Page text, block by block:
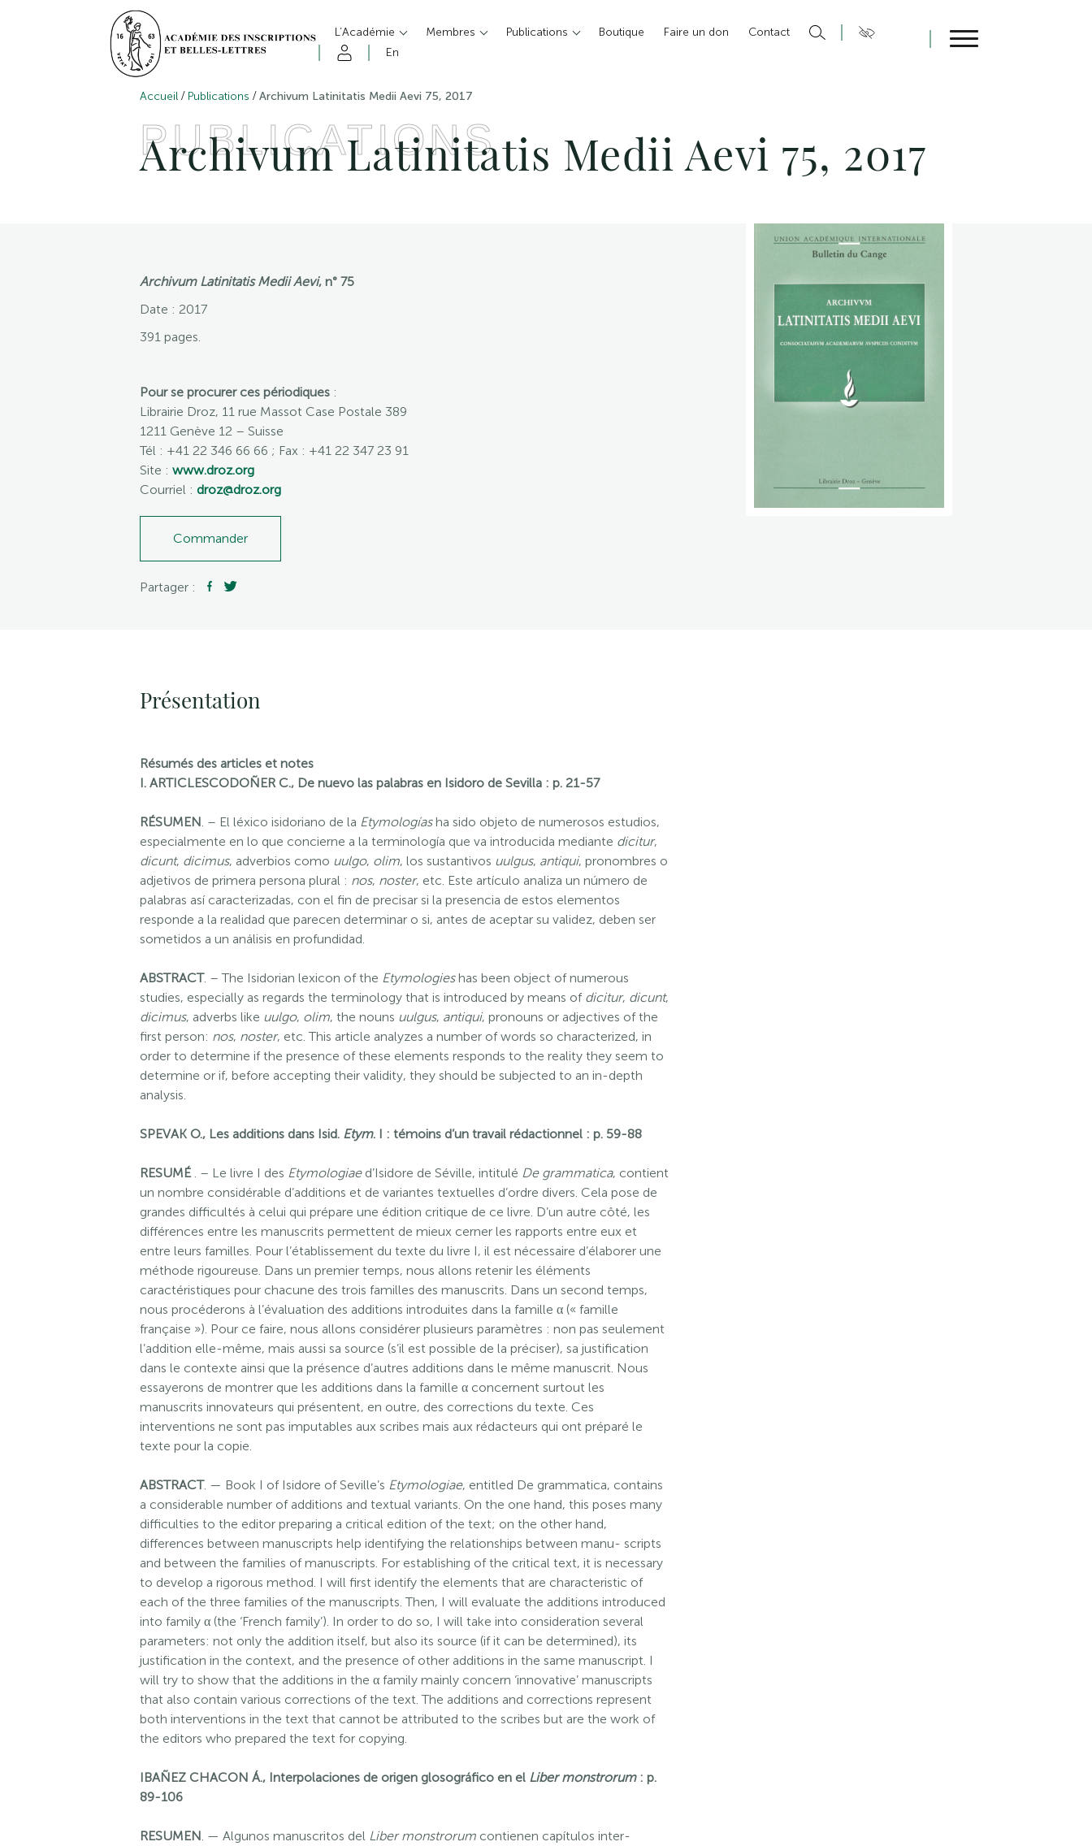
L’Académie Membres Publications Boutique Faire un don
Contact
En
Accueil / Publications /Archivum Latinitatis Medii Aevi 75, 2017
PUBLICATIONS
Archivum Latinitatis Medii Aevi 75, 2017
Archivum Latinitatis Medii Aevi, n° 75
Date : 2017
391 pages.
Pour se procurer ces périodiques :
Librairie Droz, 11 rue Massot Case Postale 389
1211 Genève 12 – Suisse
Tél : +41 22 346 66 66 ; Fax : +41 22 347 23 91
Site : www.droz.org
Courriel : droz@droz.org
Commander
Partager :
Présentation
Résumés des articles et notes
I. ARTICLESCODOÑER C., De nuevo las palabras en Isidoro de Sevilla : p. 21-57
RÉSUMEN. – El léxico isidoriano de la Etymologíasha sido objeto de numerosos estudios,
especialmente en lo que concierne a la terminología que va introducida mediante dicitur,
dicunt, dicimus, adverbios como uulgo, olim, los sustantivos uulgus, antiqui, pronombres o
adjetivos de primera persona plural : nos, noster, etc. Este artículo analiza un número de
palabras así caracterizadas, con el fin de precisar si la presencia de estos elementos
responde a la realidad que parecen determinar o si, antes de aceptar su validez, deben ser
sometidos a un análisis en profundidad.
ABSTRACT. – The Isidorian lexicon of the Etymologieshas been object of numerous
studies, especially as regards the terminology that is introduced by means of dicitur, dicunt,
dicimus, adverbs like uulgo, olim, the nouns uulgus, antiqui, pronouns or adjectives of the
first person: nos, noster, etc. This article analyzes a number of words so characterized, in
order to determine if the presence of these elements responds to the reality they seem to
determine or if, before accepting their validity, they should be subjected to an in-depth
analysis.
SPEVAK O., Les additions dans Isid. Etym. I : témoins d’un travail rédactionnel : p. 59-88
RESUMÉ. – Le livre I des Etymologiaed’Isidore de Séville, intitulé De grammatica, contient
un nombre considérable d’additions et de variantes textuelles d’ordre divers. Cela pose de
grandes difficultés à celui qui prépare une édition critique de ce livre. D’un autre côté, les
différences entre les manuscrits permettent de mieux cerner les rapports entre eux et
entre leurs familles. Pour l’établissement du texte du livre I, il est nécessaire d’élaborer une
méthode rigoureuse. Dans un premier temps, nous allons retenir les éléments
caractéristiques pour chacune des trois familles des manuscrits. Dans un second temps,
nous procéderons à l’évaluation des additions introduites dans la famille α (« famille
française »). Pour ce faire, nous allons considérer plusieurs paramètres : non pas seulement
l’addition elle-même, mais aussi sa source (s’il est possible de la préciser), sa justification
dans le contexte ainsi que la présence d’autres additions dans le même manuscrit. Nous
essayerons de montrer que les additions dans la famille α concernent surtout les
manuscrits innovateurs qui présentent, en outre, des corrections du texte. Ces
interventions ne sont pas imputables aux scribes mais aux rédacteurs qui ont préparé le
texte pour la copie.
ABSTRACT. — Book I of Isidore of Seville’s Etymologiae, entitled De grammatica, contains
a considerable number of additions and textual variants. On the one hand, this poses many
difficulties to the editor preparing a critical edition of the text; on the other hand,
differences between manuscripts help identifying the relationships between manu- scripts
and between the families of manuscripts. For establishing of the critical text, it is necessary
to develop a rigorous method. I will first identify the elements that are characteristic of
each of the three families of the manuscripts. Then, I will evaluate the additions introduced
into family α (the ‘French family’). In order to do so, I will take into consideration several
parameters: not only the addition itself, but also its source (if it can be determined), its
justification in the context, and the presence of other additions in the same manuscript. I
will try to show that the additions in the α family mainly concern ‘innovative’ manuscripts
that also contain various corrections of the text. The additions and corrections represent
both interventions in the text that cannot be attributed to the scribes but are the work of
the editors who prepared the text for copying.
IBAÑEZ CHACON Á., Interpolaciones de origen glosográfico en el Liber monstrorum: p.
89-106
RESUMEN. — Algunos manuscritos del Liber monstrorum contienen capítulos inter-